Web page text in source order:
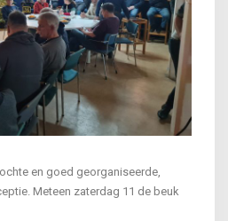
en goed georganiseerde,
Meteen zaterdag 11 de beuk